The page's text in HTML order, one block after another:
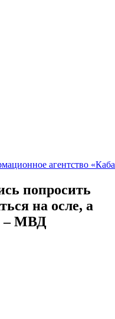
попросить
на осле, а
– МВД